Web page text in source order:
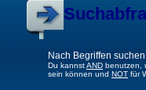
Nach Begriffen
Du kannstAND benutzen,
sein können und NOT für